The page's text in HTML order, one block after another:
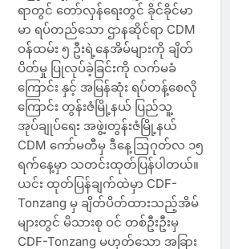
ရာတွင် တော်လှန်ရေးတွင် ခိုင်ခိုင်မာ
မာ ရပ်တည်သော ဌာနဆိုင်ရာ CDM
ဝန်ထမ်း ၅ ဦးရဲ့နေအိမ်များကို ချိတ်
ပိတ်မှု ပြုလုပ်ခဲ့ခြင်းကို လက်မခံ
ကြောင်း နှင့် အမြန်ဆုံး ရပ်တန့်စေလို
ကြောင်း တွန်းဇံမြို့နယ် ပြည်သူ့
အုပ်ချုပ်ရေး အဖွဲ့၊တွန်းဇံမြို့နယ်
CDM ကော်မတီမှ ဒီနေ့ဩဂုတ်လ ၁၅
ရက်နေ့မှာ သတင်းထုတ်ပြန်ပါတယ်။
ယင်း ထုတ်ပြန်ချက်ထဲမှာ CDF-
Tonzang မှ ချိတ်ပိတ်ထားသည့်အိမ်
များတွင် မိသားစု ဝင် တစ်ဦးဦးမှ
CDF-Tonzang မဟုတ်သော အခြား